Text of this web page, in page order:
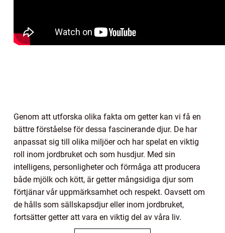
Genom att utforska olika fakta om getter kan vi få en
bättre förståelse för dessa fascinerande djur. De har
anpassat sig till olika miljöer och har spelat en viktig
roll inom jordbruket och som husdjur. Med sin
intelligens, personligheter och förmåga att producera
både mjölk och kött, är getter mångsidiga djur som
förtjänar vår uppmärksamhet och respekt. Oavsett om
de hålls som sällskapsdjur eller inom jordbruket,
fortsätter getter att vara en viktig del av våra liv.